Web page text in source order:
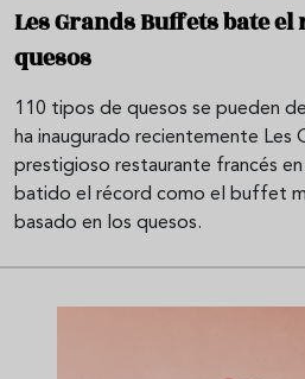
Les Grands Buffets bate
quesos
110 tipos de quesos se pueden
ha inaugurado recientemente Les
prestigioso restaurante francés
batido el récord como el buffet
basado en los quesos.